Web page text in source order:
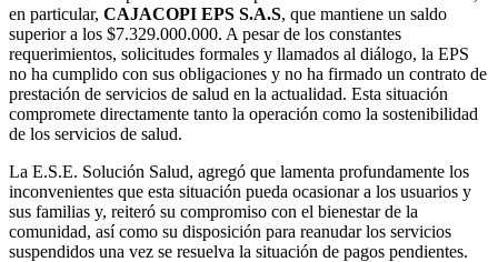
en particular, CAJACOPI EPS S.A.S, que mantiene un saldo
superior a los $7.329.000.000. A pesar de los constantes
requerimientos, solicitudes formales y llamados al diálogo, la EPS
no ha cumplido con sus obligaciones y no ha firmado un contrato de
prestación de servicios de salud en la actualidad. Esta situación
compromete directamente tanto la operación como la sostenibilidad
de los servicios de salud.
La E.S.E. Solución Salud, agregó que lamenta profundamente los
inconvenientes que esta situación pueda ocasionar a los usuarios y
sus familias y, reiteró su compromiso con el bienestar de la
comunidad, así como su disposición para reanudar los servicios
suspendidos una vez se resuelva la situación de pagos pendientes.